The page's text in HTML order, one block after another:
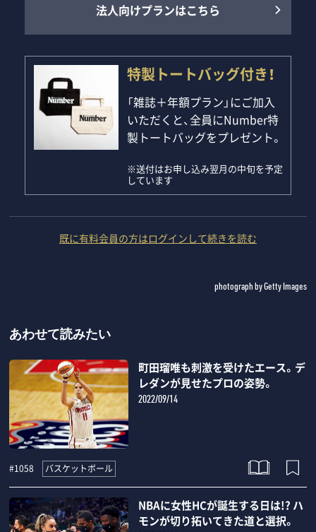
法人向けプランはこちら
特製トートバッグ付き！
「雑誌＋年額プラン」にご加入
いただくと、全員にNumber特
製トートバッグをプレゼント。
※送付はお申し込み翌月の中旬を予定
しています
既に有料会員の方はログインして続きを読む
photograph by Getty Images
あわせて読みたい
町田瑠唯も刺激を受けたエース。デ
レダンが見せたプロの姿勢。
2022/09/14
#1058 バスケットボール
NBAに女性HCが誕生する日は!? ハ
モンが切り拓いてきた道と選択。